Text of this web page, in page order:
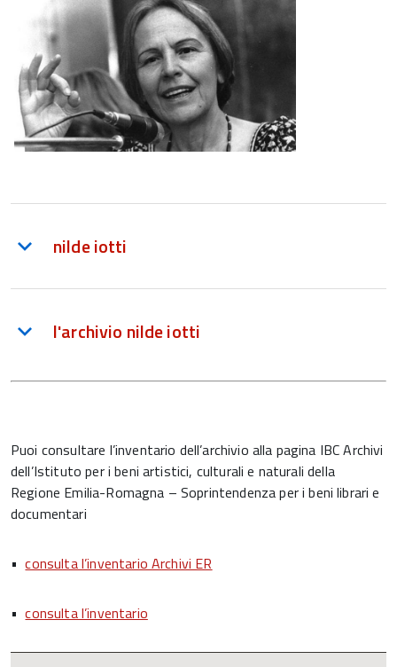
nilde iotti
l'archivio nilde iotti
Puoi consultare l’inventario dell’archivio alla pagina IBC Archivi
dell’Istituto per i beni artistici, culturali e naturali della
Regione Emilia-Romagna – Soprintendenza per i beni librari e
documentari
•consulta l’inventario Archivi ER
•consulta l’inventario